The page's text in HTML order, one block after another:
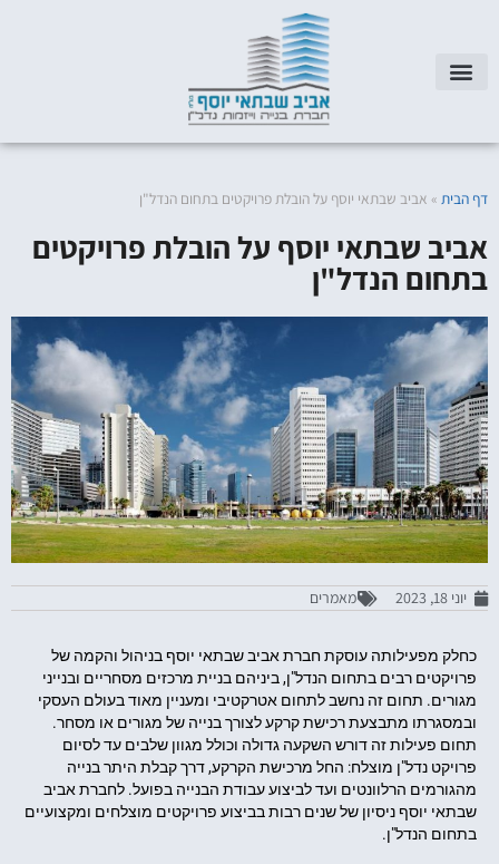
דף הבית » אביב שבתאי יוסף על הובלת פרויקטים בתחום הנדל"ן
אביב שבתאי יוסף על הובלת פרויקטים
בתחום הנדל"ן
יוני 18, 2023 מאמרים
כחלק מפעילותה עוסקת חברת אביב שבתאי יוסף בניהול והקמה של
פרויקטים רבים בתחום הנדל"ן, ביניהם בניית מרכזים מסחריים ובנייני
מגורים. תחום זה נחשב לתחום אטרקטיבי ומעניין מאוד בעולם העסקי
ובמסגרתו מתבצעת רכישת קרקע לצורך בנייה של מגורים או מסחר.
תחום פעילות זה דורש השקעה גדולה וכולל מגוון שלבים עד לסיום
פרויקט נדל"ן מוצלח: החל מרכישת הקרקע, דרך קבלת היתר בנייה
מהגורמים הרלוונטים ועד לביצוע עבודת הבנייה בפועל. לחברת אביב
שבתאי יוסף ניסיון של שנים רבות בביצוע פרויקטים מוצלחים ומקצועיים
בתחום הנדל"ן.